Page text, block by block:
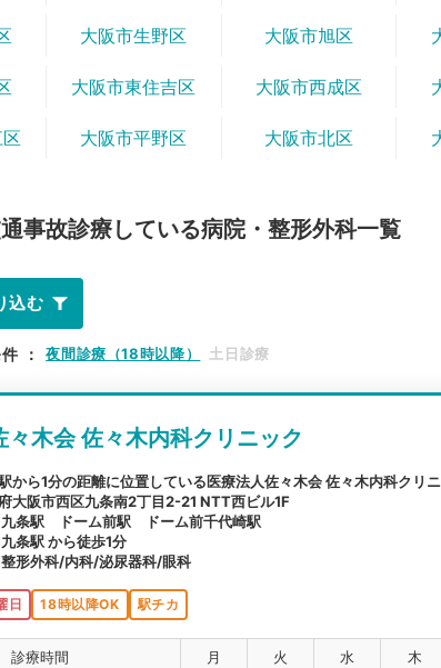
大阪市生野区 大阪市旭区
大阪市東住吉区 大阪市西成区
大阪市平野区 大阪市北区
事故診療している病院・整形外科一覧
込む
： 夜間診療（18時以降） 土日診療
々木会 佐々木内科クリニック
から1分の距離に位置している医療法人佐々木会 佐々木内科クリ
大阪市西区九条南2丁目2-21 NTT西ビル1F
九条駅 ドーム前駅 ドーム前千代崎駅
条駅 から徒歩1分
形外科/内科/泌尿器科/眼科
日 18時以降OK 駅チカ
診療時間 月 火 水 木